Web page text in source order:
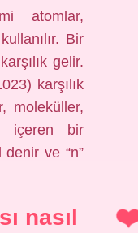
atomlar,
Bir
gelir.
karşılık
moleküller,
içeren bir
ve “n”
nasıl